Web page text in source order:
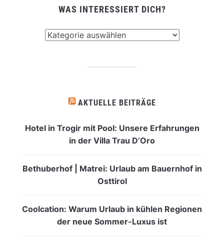
WAS INTERESSIERT DICH?
AKTUELLE BEITRÄGE
Hotel in Trogir mit Pool: Unsere Erfahrungen
in der Villa Trau D’Oro
Bethuberhof | Matrei: Urlaub am Bauernhof in
Osttirol
Coolcation: Warum Urlaub in kühlen Regionen
der neue Sommer-Luxus ist